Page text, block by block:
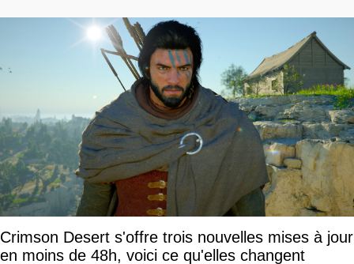
Crimson Desert s'offre trois nouvelles mises à jour
en moins de 48h, voici ce qu'elles changent